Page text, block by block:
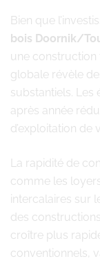
Bien que
bois Doornik/
une construction
globale révèle
substantiels. Les
après année
d’exploitation de
La rapidité de
comme les
intercalaires sur
des
croître plus
conventionnels,